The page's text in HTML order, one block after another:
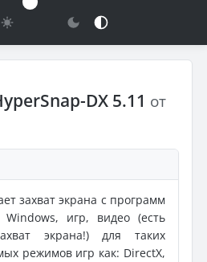
DX 5.11 от
захват экрана с программ
игр, видео (есть
экрана!) для таких
режимов игр как: DirectX,